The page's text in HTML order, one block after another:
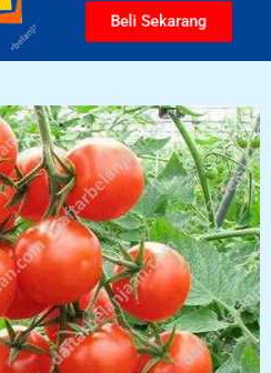
Beli Sekarang